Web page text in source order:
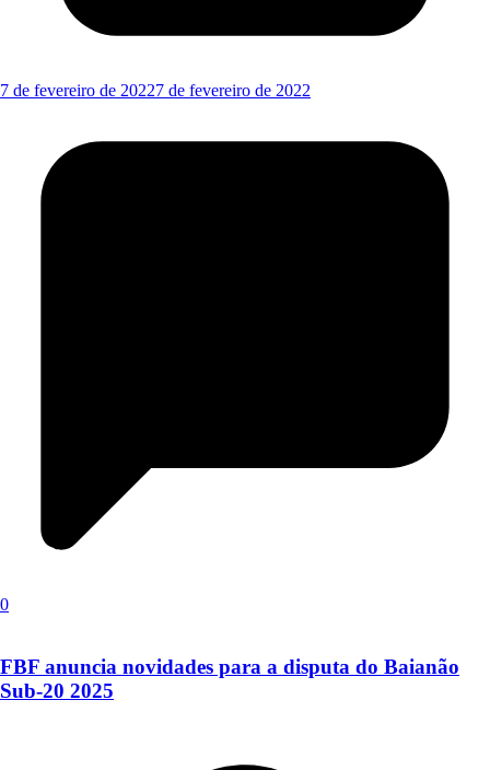
7 de fevereiro de 20227 de fevereiro de 2022
0
FBF anuncia novidades para a disputa do Baianão
Sub-20 2025